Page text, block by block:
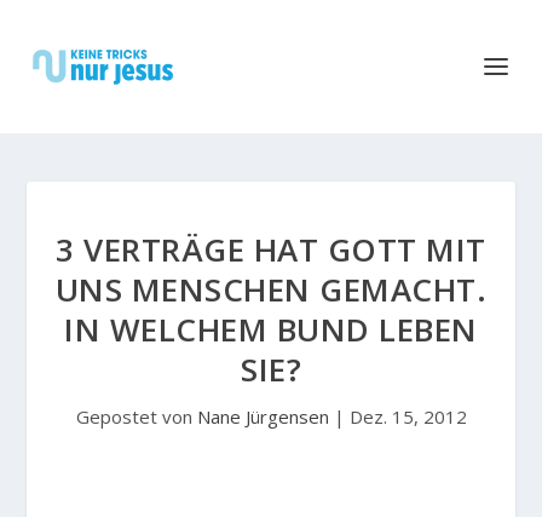
3 VERTRÄGE HAT GOTT MIT
UNS MENSCHEN GEMACHT.
IN WELCHEM BUND LEBEN
SIE?
Gepostet von Nane Jürgensen | Dez. 15, 2012